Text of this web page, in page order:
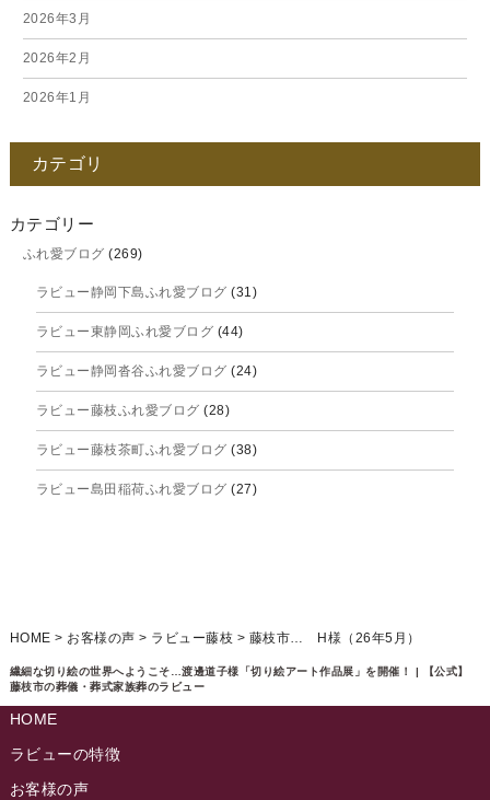
繊細な切り絵の世界へようこそ…渡邊道子様「切り絵アート作品展」を開催！ | 【公式】
藤枝市の葬儀・葬式家族葬のラビュー
2026年3月
2026年2月
2026年1月
2025年11月
2025年10月
2025年9月
2025年8月
2025年7月
2025年6月
2025年5月
2025年4月
2025年3月
2024年11月
2024年10月
2024年9月
カテゴリ
カテゴリー
ふれ愛ブログ (269)
ラビュー静岡下島ふれ愛ブログ (31)
ラビュー東静岡ふれ愛ブログ (44)
ラビュー静岡沓谷ふれ愛ブログ (24)
ラビュー藤枝ふれ愛ブログ (28)
ラビュー藤枝茶町ふれ愛ブログ (38)
ラビュー島田稲荷ふれ愛ブログ (27)
ラビュー西焼津ふれ愛ブログ(20)
ラビュー島田六合ふれ愛ブログ
ラビュー静岡籠上ふれ愛ブログ
ラビュー金谷ふれ愛ブログ
ラビュー静岡下島イベント情報(92)
ラビュー東静岡イベント情報(90)
ラビュー島田稲荷イベント情報(84)
ラビュー焼津石津イベント情報
ラビュー藤枝茶町イベント情報
HOME > お客様の声 > ラビュー藤枝 > 藤枝市… H様（26年5月）
HOME
ラビューの特徴
お客様の声